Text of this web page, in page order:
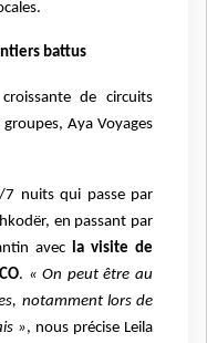
battus
de circuits
Aya Voyages
nuits qui passe par
en passant par
avec
la visite de
. « On peut être au
notamment lors de
», nous précise Leila